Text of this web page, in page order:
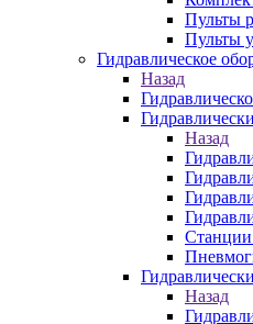
Пульты
Пульты
Гидравлическое
Назад
Назад
Станции
Назад